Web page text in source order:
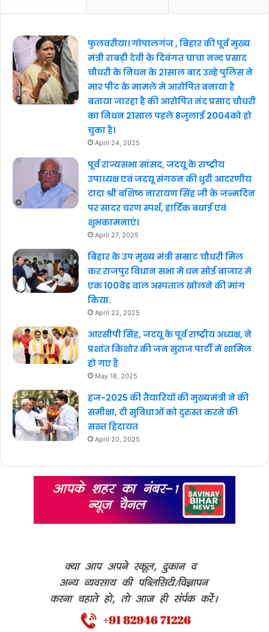
फुलवरीया। गोपालगंज , बिहार की पूर्व मुख्य
मंत्री राबड़ी देवी के दिवंगत चाचा नन्द प्रसाद
चौधरी के निधन के 21साल बाद उन्हे पुलिस ने
मार पीट के मामले मे आरोपित बनाया है
बताया जारहा है की आरोपित नंद प्रसाद चौधरी
का निधन 21साल पहले 8जुलाई 2004को हो
चुका है।
April 24, 2025
पूर्व राज्यसभा सांसद, जदयू के राष्ट्रीय
उपाध्यक्ष एवं जदयू संगठन की धुरी आदरणीय
दादा श्री बशिष्ठ नारायण सिंह जी के जन्मदिन
पर सादर चरण स्पर्श, हार्दिक बधाई एवं
शुभकामनाएं।
April 27, 2025
बिहार के उप मुख्य मंत्री सम्राट चौधरी मिल
कर राजपुर विधान सभा मे धन सोई बाजार मे
एक 100वेड वाल अस्पताल खोलने की मांग
किया.
April 22, 2025
आरसीपी सिंह, जदयू के पूर्व राष्ट्रीय अध्यक्ष, ने
प्रशांत किशोर की जन सुराज पार्टी में शामिल
हो गए हैं
May 18, 2025
हज-2025 की तैयारियों की मुख्यमंत्री ने की
समीक्षा, दी सुविधाओं को दुरुस्त करने की
सख्त हिदायत
April 20, 2025